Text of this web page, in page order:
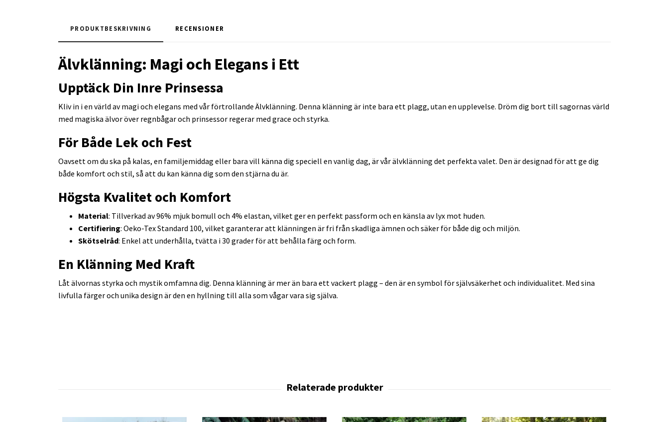
PRODUKTBESKRIVNING RECENSIONER
Älvklänning: Magi och Elegans i Ett
Upptäck Din Inre Prinsessa
Kliv in i en värld av magi och elegans med vår förtrollande Älvklänning. Denna klänning är inte bara ett plagg, utan en upplevelse. Dröm dig bort till sagornas värld
med magiska älvor över regnbågar och prinsessor regerar med grace och styrka.
För Både Lek och Fest
Oavsett om du ska på kalas, en familjemiddag eller bara vill känna dig speciell en vanlig dag, är vår älvklänning det perfekta valet. Den är designad för att ge dig
både komfort och stil, så att du kan känna dig som den stjärna du är.
Högsta Kvalitet och Komfort
Material: Tillverkad av 96% mjuk bomull och 4% elastan, vilket ger en perfekt passform och en känsla av lyx mot huden.
Certifiering: Oeko-Tex Standard 100, vilket garanterar att klänningen är fri från skadliga ämnen och säker för både dig och miljön.
Skötselråd: Enkel att underhålla, tvätta i 30 grader för att behålla färg och form.
En Klänning Med Kraft
Låt älvornas styrka och mystik omfamna dig. Denna klänning är mer än bara ett vackert plagg – den är en symbol för självsäkerhet och individualitet. Med sina
livfulla färger och unika design är den en hyllning till alla som vågar vara sig själva.